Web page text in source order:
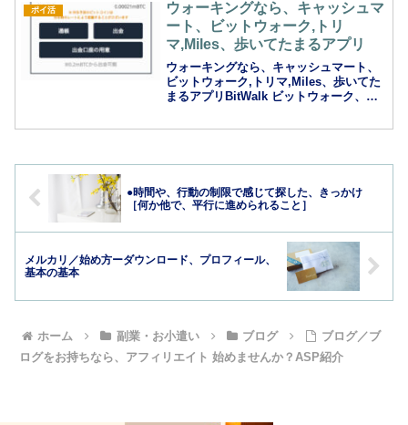
や、贈答品。新品未使用品 ...
ポイ活
ウォーキングなら、キャッシュマ
ート、ビットウォーク,トリ
マ,Miles、歩いてたまるアプリ
ウォーキングなら、キャッシュマート、
ビットウォーク,トリマ,Miles、歩いてた
まるアプリBitWalk ビットウォーク、コ
●時間や、行動の制限で感じて探した、きっかけ
［何か他で、平行に進められること］
メルカリ／始め方ーダウンロード、プロフィール、
基本の基本
ホーム 副業・お小遣い ブログ
ブログ／ブ
ログをお持ちなら、アフィリエイト 始めませんか？ASP紹介